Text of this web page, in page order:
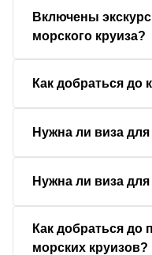
Включены
морского круиза?
Как добраться до
Нужна ли виза
Нужна ли виза для
Как добраться до
морских круизов?